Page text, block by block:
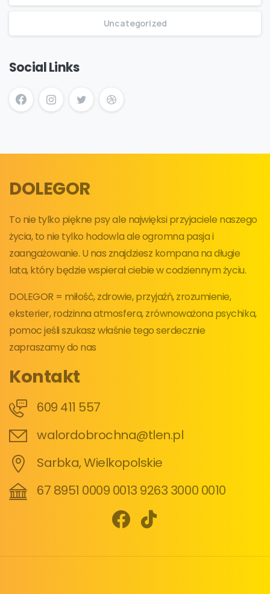
Uncategorized
Social Links
DOLEGOR
To nie tylko piękne psy ale najwięksi przyjaciele naszego
życia, to nie tylko hodowla ale ogromna pasja i
zaangażowanie. U nas znajdziesz kompana na długie
lata, który będzie wspierał ciebie w codziennym życiu.
DOLEGOR = miłość, zdrowie, przyjaźń, zrozumienie,
eksterier, rodzinna atmosfera, zrównoważona psychika,
pomoc jeśli szukasz właśnie tego serdecznie
zapraszamy do nas
Kontakt
609 411 557
walordobrochna@tlen.pl
Sarbka, Wielkopolskie
67 8951 0009 0013 9263 3000 0010